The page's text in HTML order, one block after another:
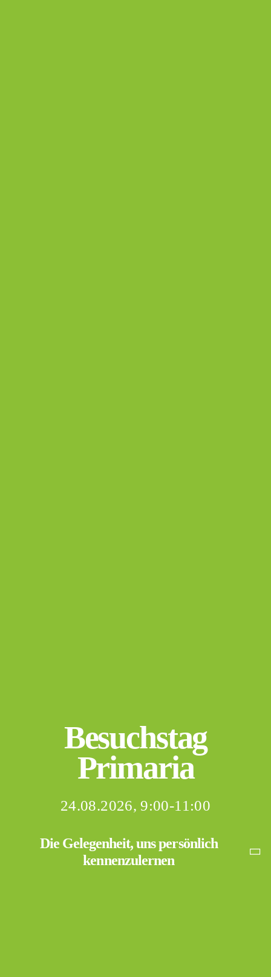
Besuchstag
Primaria
24.08.2026, 9:00-11:00
Die Gelegenheit, uns persönlich
kennenzulernen